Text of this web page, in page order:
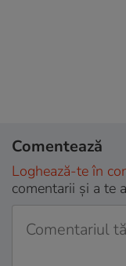
Comentează
Loghează-te în
comentarii și a te